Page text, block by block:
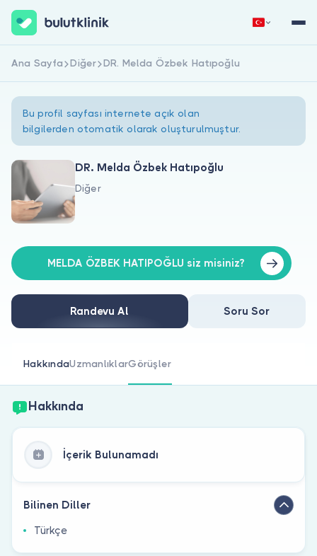
Hakkımızda
Doktorlar için
Doktor musunuz?
Hemen Kaydol Giriş Yap
Ana Sayfa Diğer DR. Melda Özbek Hatıpoğlu
Bu profil sayfası internete açık olan
bilgilerden otomatik olarak oluşturulmuştur.
DR. Melda Özbek Hatıpoğlu
Diğer
MELDA ÖZBEK HATIPOĞLU siz misiniz?
Randevu Al Soru Sor
HakkındaUzmanlıklarGörüşler
Hakkında
İçerik Bulunamadı
Bilinen Diller
Türkçe